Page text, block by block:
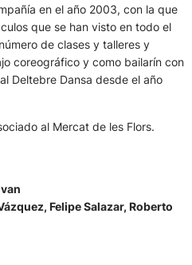
en el año 2003, con la que
que se han visto en todo el
de clases y talleres y
coreográfico y como bailarín con
Deltebre Dansa desde el año
al Mercat de les Flors.
Felipe Salazar, Roberto